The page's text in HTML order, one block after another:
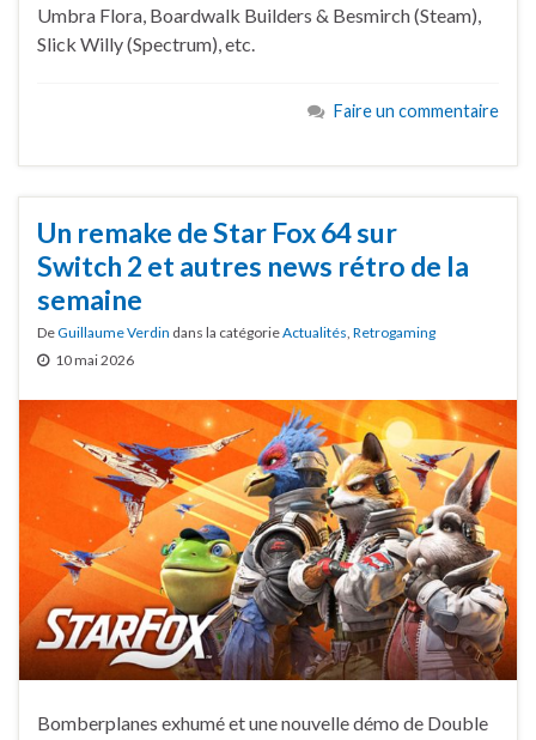
Umbra Flora, Boardwalk Builders & Besmirch (Steam),
Slick Willy (Spectrum), etc.
Faire un commentaire
Un remake de Star Fox 64 sur
Switch 2 et autres news rétro de la
semaine
DeGuillaume Verdin dans la catégorieActualités Retrogaming
10 mai 2026
Bomberplanes exhumé et une nouvelle démo de Double